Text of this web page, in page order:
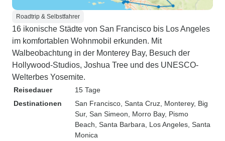
Roadtrip & Selbstfahrer
16 ikonische Städte von San Francisco bis Los Angeles
im komfortablen Wohnmobil erkunden. Mit
Walbeobachtung in der Monterey Bay, Besuch der
Hollywood-Studios, Joshua Tree und des UNESCO-
Welterbes Yosemite.
Reisedauer
15 Tage
Destinationen
San Francisco , Santa Cruz , Monterey, Big
Sur, San Simeon , Morro Bay, Pismo
Beach , Santa Barbara , Los Angeles , Santa
Monica